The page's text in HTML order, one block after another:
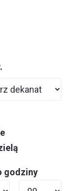
godziny